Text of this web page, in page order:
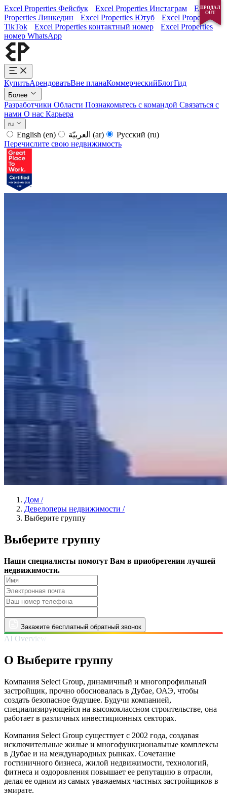
Excel Properties Фейсбук Excel Properties Инстаграм
Excel
Properties Линкедин
Excel Properties Ютуб
Excel Properties
TikTok
Excel Properties контактный номер
Excel Properties
номер WhatsApp
КупитьАрендоватьВне планаКоммерческийБлогГид
Более
Разработчики Области Познакомьтесь с командой Связаться с
нами О нас Карьера
ru
English (en) (ar) Русский (ru)
Перечислите свою недвижимость
Дом /
Девелоперы недвижимости /
Выберите группу
Выберите группу
Наши специалисты помогут Вам в приобретении лучшей
недвижимости.
Закажите бесплатный обратный звонок
AI Overview
О Выберите группу
Компания Select Group, динамичный и многопрофильный
застройщик, прочно обосновалась в Дубае, ОАЭ, чтобы
создать безопасное будущее. Будучи компанией,
специализирующейся на высококлассном строительстве, она
работает в различных инвестиционных секторах.
Компания Select Group существует с 2002 года, создавая
исключительные жилые и многофункциональные комплексы
в Дубае и на международных рынках. Сочетание
гостиничного бизнеса, жилой недвижимости, технологий,
фитнеса и оздоровления повышает ее репутацию в отрасли,
делая ее одним из самых уважаемых частных застройщиков в
эмирате.
ПРОДАЛ
OUT
ПРОДАЛ
OUT